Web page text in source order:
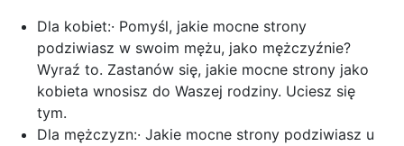
Dla kobiet:· Pomyśl, jakie mocne strony
podziwiasz w swoim mężu, jako mężczyźnie?
Wyraź to. Zastanów się, jakie mocne strony jako
kobieta wnosisz do Waszej rodziny. Uciesz się
tym.
Dla mężczyzn:· Jakie mocne strony podziwiasz u